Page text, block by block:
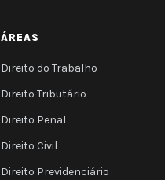
ÁREAS
Direito do Trabalho
Direito Tributário
Direito Penal
Direito Civil
Direito Previdenciário